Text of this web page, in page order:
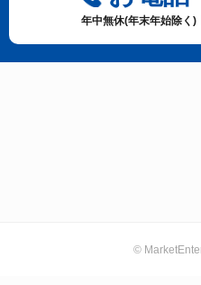
年中無休(年末年始除く
©